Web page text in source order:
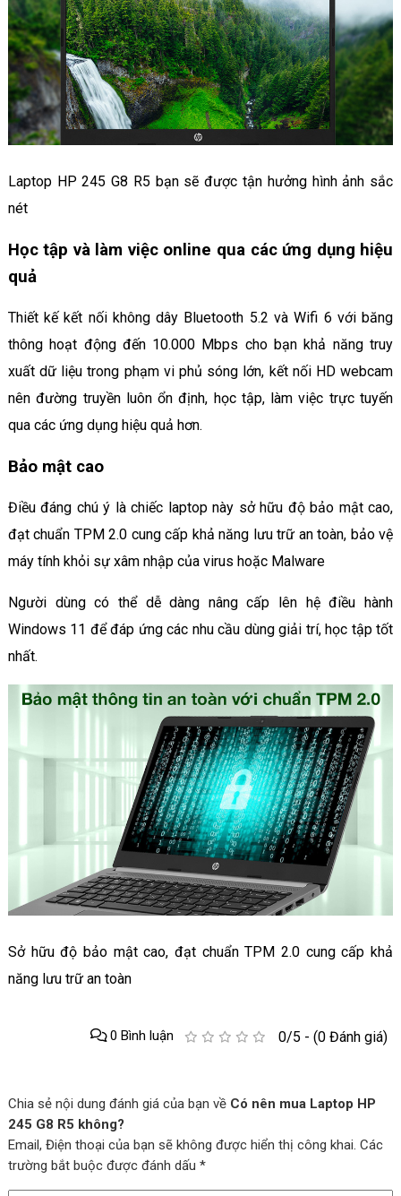
Laptop HP 245 G8 R5 bạn sẽ được tận hưởng hình ảnh sắc
nét
Học tập và làm việc online qua các ứng dụng hiệu
quả
Thiết kế kết nối không dây Bluetooth 5.2 và Wifi 6 với băng
thông hoạt động đến 10.000 Mbps cho bạn khả năng truy
xuất dữ liệu trong phạm vi phủ sóng lớn, kết nối HD webcam
nên đường truyền luôn ổn định, học tập, làm việc trực tuyến
qua các ứng dụng hiệu quả hơn.
Bảo mật cao
Điều đáng chú ý là chiếc laptop này sở hữu độ bảo mật cao,
đạt chuẩn TPM 2.0 cung cấp khả năng lưu trữ an toàn, bảo vệ
máy tính khỏi sự xâm nhập của virus hoặc Malware
Người dùng có thể dễ dàng nâng cấp lên hệ điều hành
Windows 11 để đáp ứng các nhu cầu dùng giải trí, học tập tốt
nhất.
Sở hữu độ bảo mật cao, đạt chuẩn TPM 2.0 cung cấp khả
năng lưu trữ an toàn
0/5 - (0 Đánh giá)
0 Bình luận
Chia sẻ nội dung đánh giá của bạn về Có nên mua Laptop HP
245 G8 R5 không?
Email, Điện thoại của bạn sẽ không được hiển thị công khai. Các
trường bắt buộc được đánh dấu *